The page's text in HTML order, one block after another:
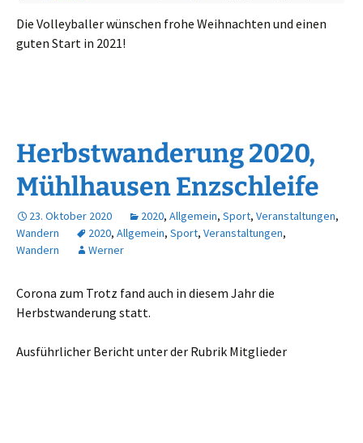
Die Volleyballer wünschen frohe Weihnachten und einen
guten Start in 2021!
Herbstwanderung 2020,
Mühlhausen Enzschleife
23. Oktober 2020 2020, Allgemein, Sport, Veranstaltungen,
Wandern
2020, Allgemein, Sport, Veranstaltungen,
Wandern
Werner
Corona zum Trotz fand auch in diesem Jahr die
Herbstwanderung statt.
Ausführlicher Bericht unter der Rubrik Mitglieder